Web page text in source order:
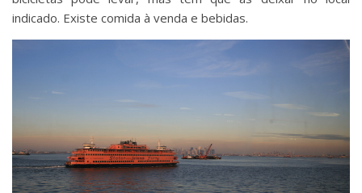
indicado. Existe comida à venda e bebidas.